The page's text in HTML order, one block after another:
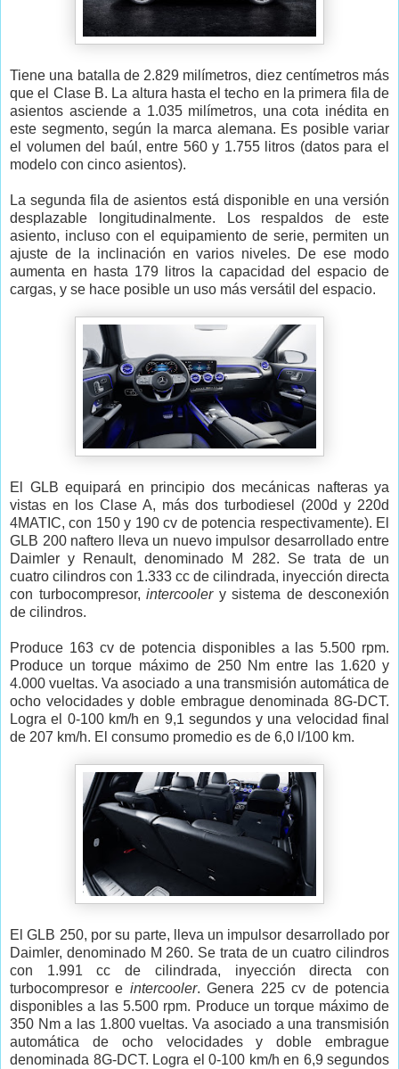
Tiene una batalla de 2.829 milímetros, diez centímetros más
que el Clase B. La altura hasta el techo en la primera fila de
asientos asciende a 1.035 milímetros, una cota inédita en
este segmento, según la marca alemana. Es posible variar
el volumen del baúl, entre 560 y 1.755 litros (datos para el
modelo con cinco asientos).
La segunda fila de asientos está disponible en una versión
desplazable longitudinalmente. Los respaldos de este
asiento, incluso con el equipamiento de serie, permiten un
ajuste de la inclinación en varios niveles. De ese modo
aumenta en hasta 179 litros la capacidad del espacio de
cargas, y se hace posible un uso más versátil del espacio.
El GLB equipará en principio dos mecánicas nafteras ya
vistas en los Clase A, más dos turbodiesel (200d y 220d
4MATIC, con 150 y 190 cv de potencia respectivamente). El
GLB 200 naftero lleva un nuevo impulsor desarrollado entre
Daimler y Renault, denominado M 282. Se trata de un
cuatro cilindros con 1.333 cc de cilindrada, inyección directa
con turbocompresor, intercoolery sistema de desconexión
de cilindros.
Produce 163 cv de potencia disponibles a las 5.500 rpm.
Produce un torque máximo de 250 Nm entre las 1.620 y
4.000 vueltas. Va asociado a una transmisión automática de
ocho velocidades y doble embrague denominada 8G-DCT.
Logra el 0-100 km/h en 9,1 segundos y una velocidad final
de 207 km/h. El consumo promedio es de 6,0 l/100 km.
El GLB 250, por su parte, lleva un impulsor desarrollado por
Daimler, denominado M 260. Se trata de un cuatro cilindros
con 1.991 cc de cilindrada, inyección directa con
turbocompresor e intercooler. Genera 225 cv de potencia
disponibles a las 5.500 rpm. Produce un torque máximo de
350 Nm a las 1.800 vueltas. Va asociado a una transmisión
automática de ocho velocidades y doble embrague
denominada 8G-DCT. Logra el 0-100 km/h en 6,9 segundos